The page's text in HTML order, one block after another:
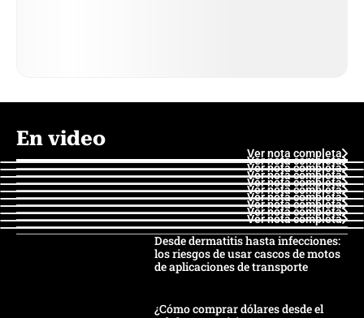
En video
Ver nota completa
Ver nota completa
Ver nota completa
Ver nota completa
Ver nota completa
Ver nota completa
Ver nota completa
Ver nota completa
Ver nota completa
Ver nota completa
Desde dermatitis hasta infecciones:
los riesgos de usar cascos de motos
de aplicaciones de transporte
¿Cómo comprar dólares desde el